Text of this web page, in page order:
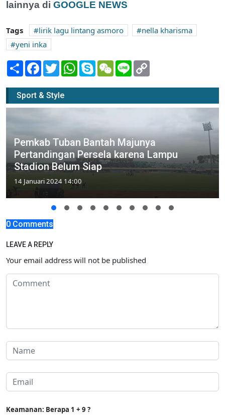
lainnya di GOOGLE NEWS
Tags lirik lagu lintang asmoro
nella kharisma
yeni inka
Share Facebook
TwitterWhatsApp
SkypeWeChatLine
Sport & Style
Pemkab Tuban Bantah Majunya
Pertandingan Persela karena Lampu
Stadion Belum Siap
14 Januari 2024 14:00
0 Comments
LEAVE A REPLY
Your email address will not be published
Keamanan: Berapa 1 + 9 ?